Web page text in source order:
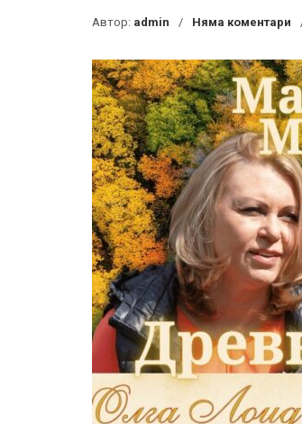
Автор: admin Няма коментари